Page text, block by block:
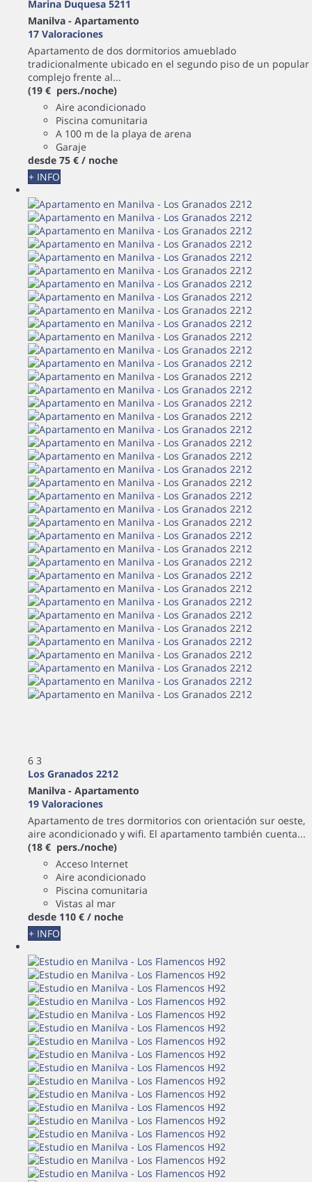
Marina Duquesa 5211
Manilva - Apartamento
17 Valoraciones
Apartamento de dos dormitorios amueblado
tradicionalmente ubicado en el segundo piso de un popular
complejo frente al...
(19 € pers./noche)
Aire acondicionado
Piscina comunitaria
A 100 m de la playa de arena
Garaje
desde 75 € / noche
+ INFO
6 3
Los Granados 2212
Manilva - Apartamento
19 Valoraciones
Apartamento de tres dormitorios con orientación sur oeste,
aire acondicionado y wifi. El apartamento también cuenta...
(18 € pers./noche)
Acceso Internet
Aire acondicionado
Piscina comunitaria
Vistas al mar
desde 110 € / noche
+ INFO